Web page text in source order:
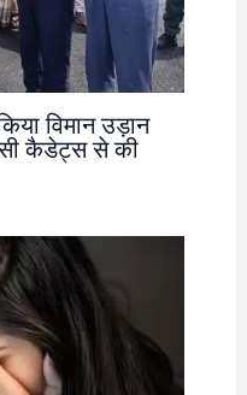
विमान उड़ान
कैडेट्स से की